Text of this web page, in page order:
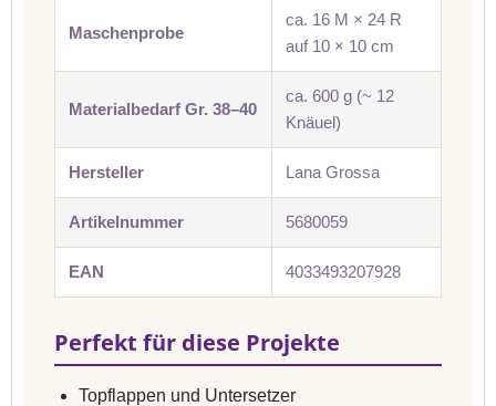
Maschenprobe
ca. 16 M × 24 R
auf 10 × 10 cm
Materialbedarf Gr. 38–40
ca. 600 g (~ 12
Knäuel)
Hersteller Lana Grossa
Artikelnummer 5680059
EAN 4033493207928
Perfekt für diese Projekte
Topflappen und Untersetzer